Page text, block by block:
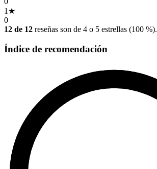
1 ★
0
12 de 12 reseñas son de 4 o 5 estrellas (100 %).
Índice de recomendación